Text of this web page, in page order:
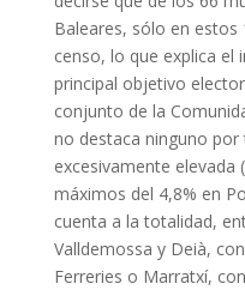
Baleares, sólo en
censo, lo que explica el
principal objetivo
conjunto de la
no destaca ninguno por
excesivamente elevada
máximos del 4,8% en
cuenta a la totalidad,
Valldemossa y Deià,
Ferreries o Marratxí,